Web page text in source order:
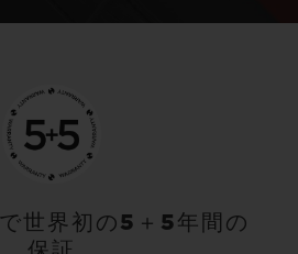
世界初の5＋5年間の